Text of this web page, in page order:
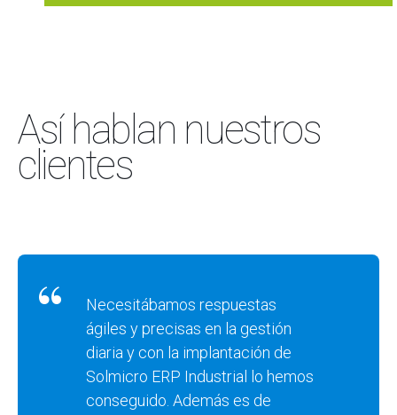
Así hablan nuestros
clientes
Necesitábamos respuestas
ágiles y precisas en la gestión
diaria y con la implantación de
Solmicro ERP Industrial lo hemos
conseguido. Además es de